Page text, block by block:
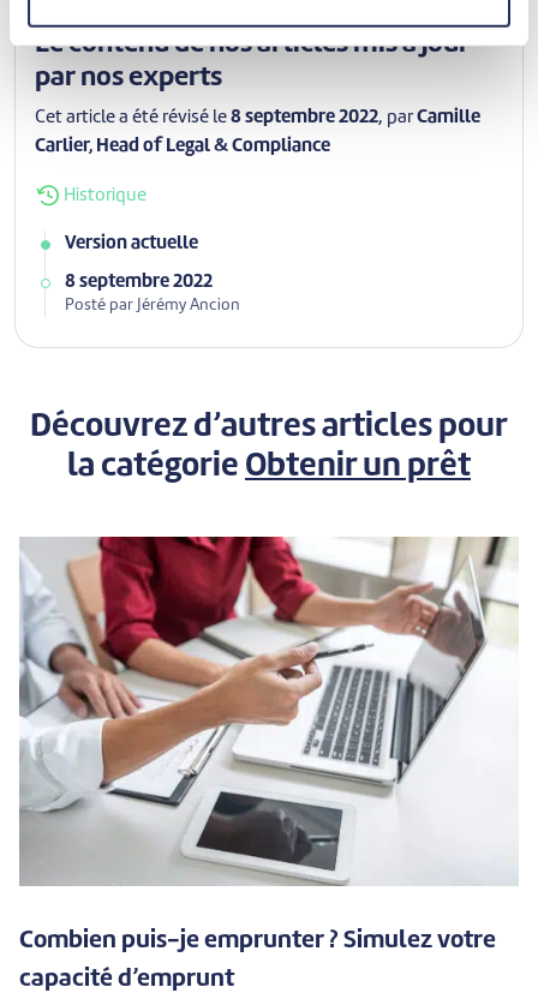
Le contenu de nos articles mis à jour
par nos experts
Cet article a été révisé le 8 septembre 2022, parCamille
Carlier, Head of Legal & Compliance
Historique
Version actuelle
8 septembre 2022
Posté par Jérémy Ancion
Découvrez d’autres articles pour
la catégorie Obtenir un prêt
Combien puis-je emprunter ? Simulez votre
capacité d’emprunt